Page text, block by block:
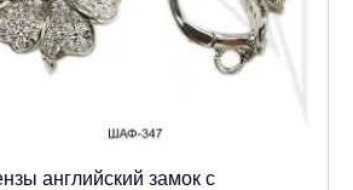
английский замок с